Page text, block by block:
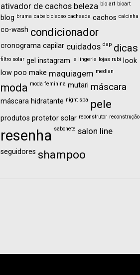
ativador de cachos beleza bio art bioart
blog bruma cabelo oleoso cacheada cachos calcinha
co-wash condicionador
cronograma capilar cuidados dap dicas
filtro solar gel instagram le lingerie lojas rubi
look
low poo make maquiagem median
moda moda feminina mutari máscara
máscara hidratante night spa pele
produtos protetor solar reconstrutor reconstrução
resenha sabonete salon line
seguidores shampoo